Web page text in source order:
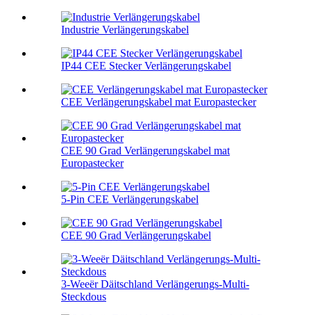
Industrie Verlängerungskabel
IP44 CEE Stecker Verlängerungskabel
CEE Verlängerungskabel mat Europastecker
CEE 90 Grad Verlängerungskabel mat
Europastecker
5-Pin CEE Verlängerungskabel
CEE 90 Grad Verlängerungskabel
3-Weeër Däitschland Verlängerungs-Multi-
Steckdous